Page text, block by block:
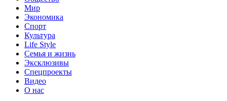
Мир
Экономика
Спорт
Культура
Life Style
Семья и жизнь
Эксклюзивы
Спецпроекты
Видео
О нас